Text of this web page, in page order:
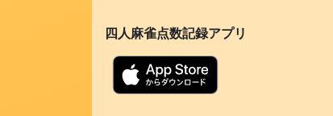
四人麻雀点数記録アプリ